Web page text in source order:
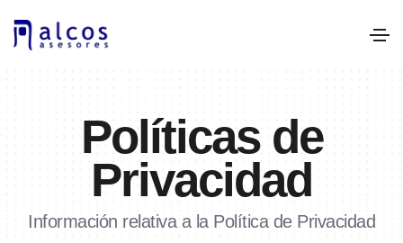
Políticas de
Privacidad
Información relativa a la Política de Privacidad